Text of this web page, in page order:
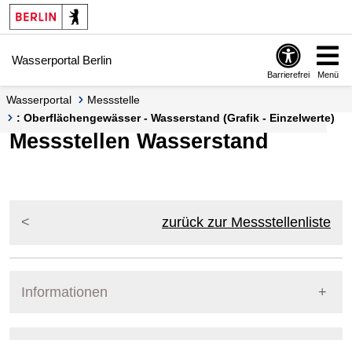
Springe zur Navigation
Springe zum Inhalt
Wasserportal Berlin
Barrierefrei Menü
Wasserportal
Messstelle
: Oberflächengewässer - Wasserstand (Grafik - Einzelwerte)
Messstellen Wasserstand
zurück zur Messstellenliste
Informationen